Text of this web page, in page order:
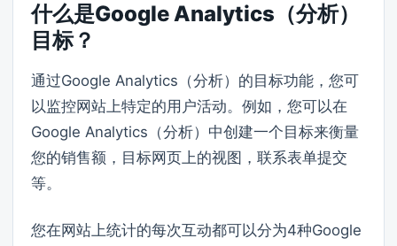
什么是Google Analytics（分析）
目标？
通过Google Analytics（分析）的目标功能，您可
以监控网站上特定的用户活动。例如，您可以在
Google Analytics（分析）中创建一个目标来衡量
您的销售额，目标网页上的视图，联系表单提交
等。
您在网站上统计的每次互动都可以分为4种Google